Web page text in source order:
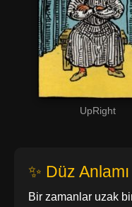
UpRight
✨ Düz Anlamı
Bir zamanlar uzak